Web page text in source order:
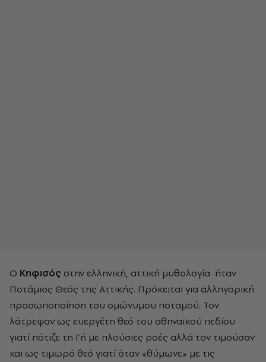
Ο Κηφισός στην ελληνική, αττική μυθολογία ήταν
Ποτάμιος Θεός της Αττικής. Πρόκειται για αλληγορική
προσωποποίηση του ομώνυμου ποταμού. Τον
λάτρεψαν ως ευεργέτη θεό του αθηναϊκού πεδίου
γιατί πότιζε τη Γή με πλούσιες ροές αλλά τον τιμούσαν
και ως τιμωρό θεό γιατί όταν «θύμωνε» με τις